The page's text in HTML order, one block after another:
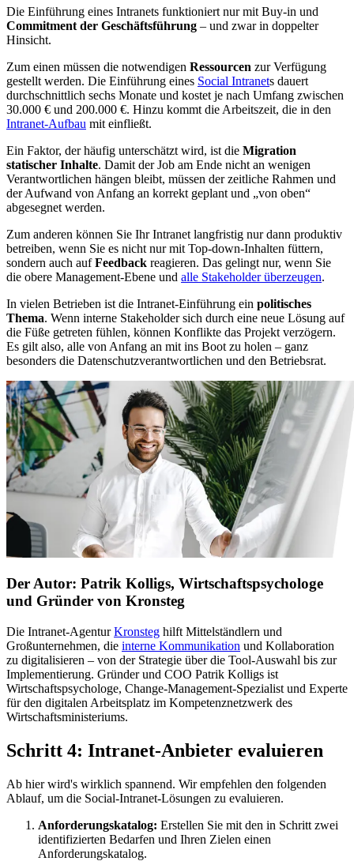
Die Einführung eines Intranets funktioniert nur mit Buy-in und
Commitment der Geschäftsführung – und zwar in doppelter
Hinsicht.
Zum einen müssen die notwendigen Ressourcen zur Verfügung
gestellt werden. Die Einführung eines Social Intranets dauert
durchschnittlich sechs Monate und kostet je nach Umfang zwischen
30.000 € und 200.000 €. Hinzu kommt die Arbeitszeit, die in den
Intranet-Aufbau mit einfließt.
Ein Faktor, der häufig unterschätzt wird, ist die Migration
statischer Inhalte. Damit der Job am Ende nicht an wenigen
Verantwortlichen hängen bleibt, müssen der zeitliche Rahmen und
der Aufwand von Anfang an korrekt geplant und „von oben“
abgesegnet werden.
Zum anderen können Sie Ihr Intranet langfristig nur dann produktiv
betreiben, wenn Sie es nicht nur mit Top-down-Inhalten füttern,
sondern auch aufFeedback reagieren. Das gelingt nur, wenn Sie
die obere Management-Ebene und alle Stakeholder überzeugen.
In vielen Betrieben ist die Intranet-Einführung ein politisches
Thema. Wenn interne Stakeholder sich durch eine neue Lösung auf
die Füße getreten fühlen, können Konflikte das Projekt verzögern.
Es gilt also, alle von Anfang an mit ins Boot zu holen – ganz
besonders die Datenschutzverantwortlichen und den Betriebsrat.
Der Autor: Patrik Kolligs, Wirtschaftspsychologe
und Gründer von Kronsteg
Die Intranet-AgenturKronsteg hilft Mittelständlern und
Großunternehmen, die interne Kommunikation und Kollaboration
zu digitalisieren – von der Strategie über die Tool-Auswahl bis zur
Implementierung. Gründer und COO Patrik Kolligs ist
Wirtschaftspsychologe, Change-Management-Spezialist und Experte
für den digitalen Arbeitsplatz im Kompetenznetzwerk des
Wirtschaftsministeriums.
Schritt 4: Intranet-Anbieter evaluieren
Ab hier wird's wirklich spannend. Wir empfehlen den folgenden
Ablauf, um die Social-Intranet-Lösungen zu evaluieren.
Anforderungskatalog: Erstellen Sie mit den in Schritt zwei
identifizierten Bedarfen und Ihren Zielen einen
Anforderungskatalog.